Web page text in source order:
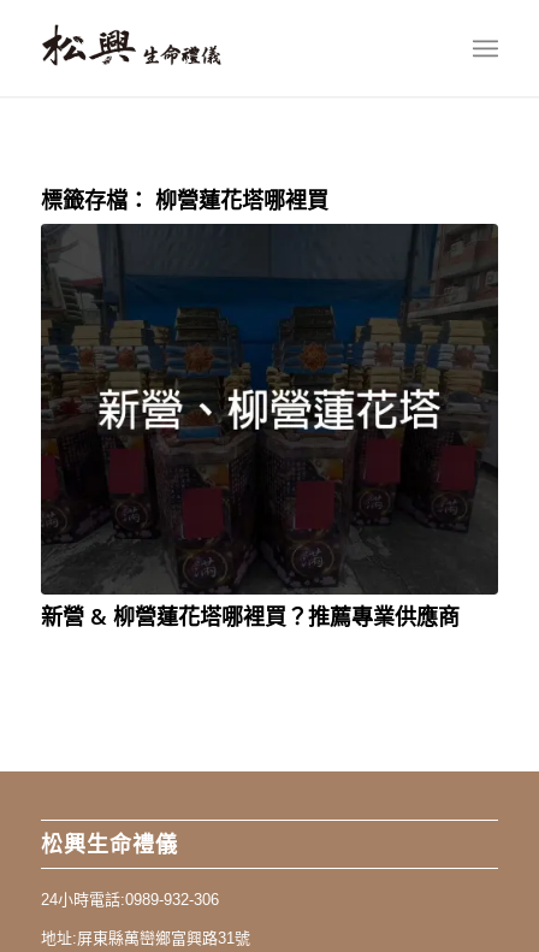
標籤存檔： 柳營蓮花塔哪裡買
新營 & 柳營蓮花塔哪裡買？推薦專業供應商
松興生命禮儀
24小時電話:0989-932-306
地址:屏東縣萬巒鄉富興路31號